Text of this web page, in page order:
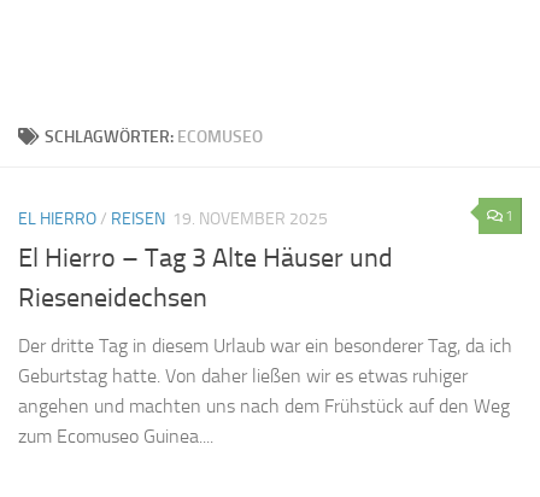
SCHLAGWÖRTER: ECOMUSEO
1
EL HIERRO/ REISEN 19. NOVEMBER 2025
El Hierro – Tag 3 Alte Häuser und
Rieseneidechsen
Der dritte Tag in diesem Urlaub war ein besonderer Tag, da ich
Geburtstag hatte. Von daher ließen wir es etwas ruhiger
angehen und machten uns nach dem Frühstück auf den Weg
zum Ecomuseo Guinea....